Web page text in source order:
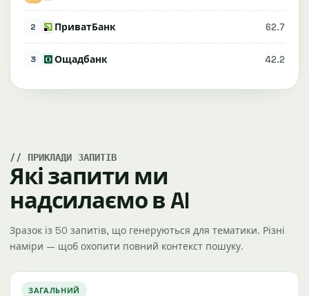
2 ПриватБанк 62.7
3 Ощадбанк 42.2
ПРИКЛАДИ ЗАПИТІВ
Які запити ми
надсилаємо в AI
Зразок із 50 запитів, що генеруються для тематики. Різні
наміри — щоб охопити повний контекст пошуку.
ЗАГАЛЬНИЙ